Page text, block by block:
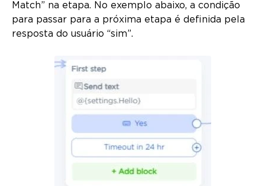
Match” na etapa. No exemplo abaixo, a condição
para passar para a próxima etapa é definida pela
resposta do usuário “sim”.